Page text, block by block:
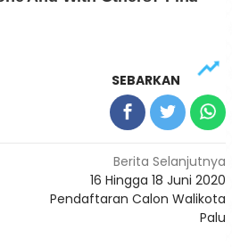
SEBARKAN
Berita Selanjutnya
16 Hingga 18 Juni 2020
Pendaftaran Calon Walikota
Palu